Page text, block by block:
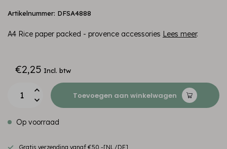
Artikelnummer: DFSA4888
A4 Rice paper packed - provence accessories Lees meer.
€2,25 Incl. btw
Toevoegen aan winkelwagen
Op voorraad
Gratis verzending vanaf €50,-[NL/DE]